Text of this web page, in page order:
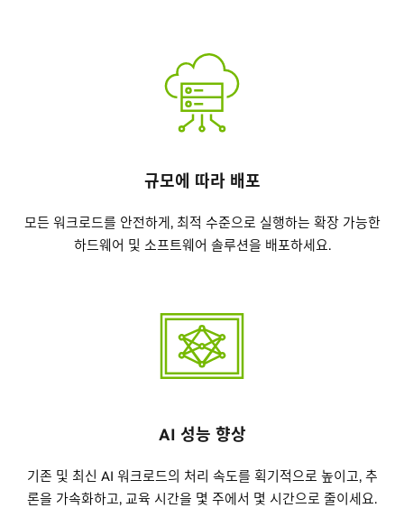
규모에 따라 배포
모든 워크로드를 안전하게, 최적 수준으로 실행하는 확장 가능한
하드웨어 및 소프트웨어 솔루션을 배포하세요.
AI 성능 향상
기존 및 최신 AI 워크로드의 처리 속도를 획기적으로 높이고, 추
론을 가속화하고, 교육 시간을 몇 주에서 몇 시간으로 줄이세요.